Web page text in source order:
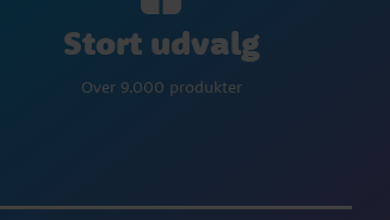
Stort udvalg
Over 9.000 produkter